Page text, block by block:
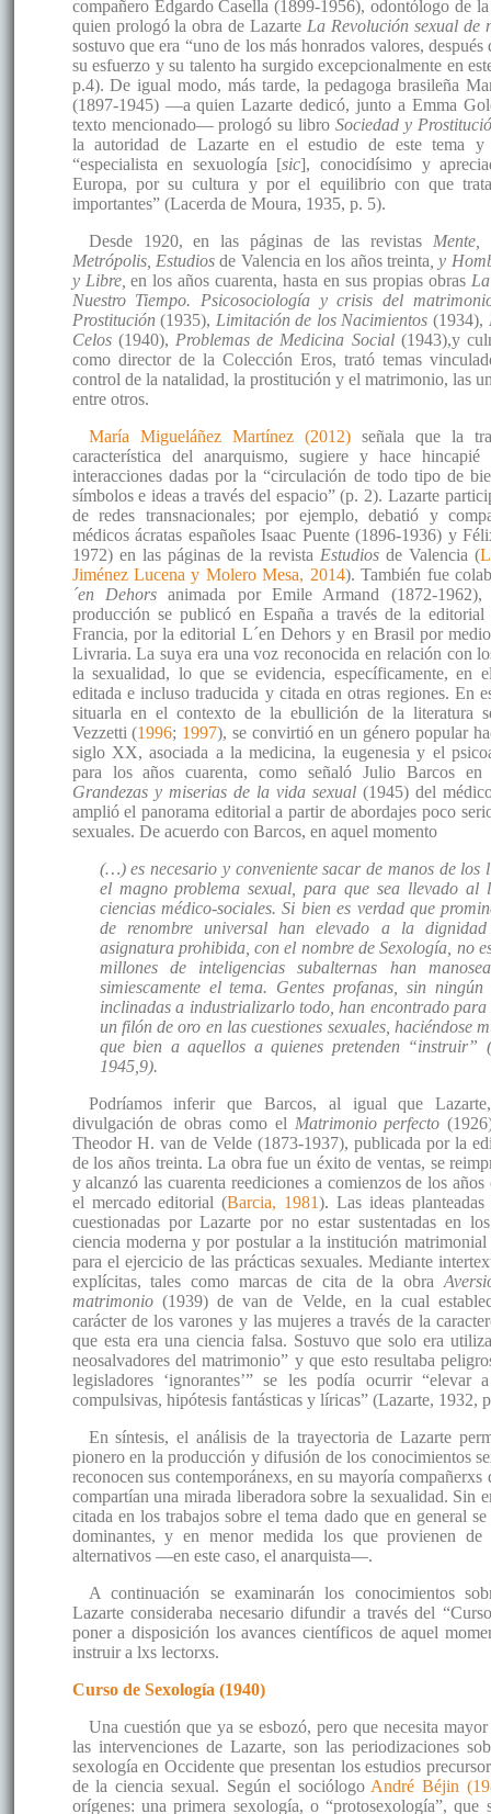
compañero Edgardo Casella (1899-1956), odontólogo de
quien prologó la obra de Lazarte La Revolución sexual de
sostuvo que era “uno de los más honrados valores,
su esfuerzo y su talento ha surgido excepcionalmente en
p.4). De igual modo, más tarde, la pedagoga brasileña
(1897-1945) —a quien Lazarte dedicó, junto a Emma
texto mencionado— prologó su libroSociedad y
la autoridad de Lazarte en el estudio de este tema
“especialista en sexuología [sic], conocidísimo y
Europa, por su cultura y por el equilibrio con que
importantes” (Lacerda de Moura, 1935, p. 5).
Desde 1920, en las páginas de las revistas Mente,
Metrópolis, Estudiosde Valencia en los años treinta , y
y Libre, en los años cuarenta, hasta en sus propias obras
Nuestro Tiempo. Psicosociología y crisis del
Prostitución(1935), Limitación de los Nacimientos (1934),
Celos (1940), Problemas de Medicina Social (1943),y
como director de la Colección Eros, trató temas
control de la natalidad, la prostitución y el matrimonio, las
entre otros.
María Migueláñez Martínez (2012)señala que la
característica del anarquismo, sugiere y hace
interacciones dadas por la “circulación de todo tipo de
símbolos e ideas a través del espacio” (p. 2). Lazarte
de redes transnacionales; por ejemplo, debatió y
médicos ácratas españoles Isaac Puente (1896-1936) y
1972) en las páginas de la revista Estudios de Valencia (
Jiménez Lucena y Molero Mesa, 2014). También fue
´en Dehors animada por Emile Armand (1872-
producción se publicó en España a través de la
Francia, por la editorial L´en Dehors y en Brasil por
Livraria. La suya era una voz reconocida en relación con
la sexualidad, lo que se evidencia, específicamente, en
editada e incluso traducida y citada en otras regiones. En
situarla en el contexto de la ebullición de la literatura
Vezzetti (1996; 1997), se convirtió en un género popular
siglo XX, asociada a la medicina, la eugenesia y el
para los años cuarenta, como señaló Julio Barcos
Grandezas y miserias de la vida sexual(1945) del
amplió el panorama editorial a partir de abordajes poco
sexuales. De acuerdo con Barcos, en aquel momento
(…) es necesario y conveniente sacar de manos de los
el magno problema sexual, para que sea llevado al
ciencias médico-sociales. Si bien es verdad que
de renombre universal han elevado a la
asignatura prohibida, con el nombre de Sexología, no
millones de inteligencias subalternas han
simiescamente el tema. Gentes profanas, sin
inclinadas a industrializarlo todo, han encontrado
un filón de oro en las cuestiones sexuales, haciéndose
que bien a aquellos a quienes pretenden “instruir”
1945,9).
Podríamos inferir que Barcos, al igual que
divulgación de obras como el Matrimonio perfecto
Theodor H. van de Velde (1873-1937), publicada por la
de los años treinta. La obra fue un éxito de ventas, se
y alcanzó las cuarenta reediciones a comienzos de los años
el mercado editorial (Barcia, 1981). Las ideas
cuestionadas por Lazarte por no estar sustentadas en
ciencia moderna y por postular a la institución
para el ejercicio de las prácticas sexuales. Mediante
explícitas, tales como marcas de cita de la obra
matrimonio(1939) de van de Velde, en la cual
carácter de los varones y las mujeres a través de la
que esta era una ciencia falsa. Sostuvo que solo era
neosalvadores del matrimonio” y que esto resultaba
legisladores ‘ignorantes’” se les podía ocurrir “elevar
compulsivas, hipótesis fantásticas y líricas” (Lazarte, 1932,
En síntesis, el análisis de la trayectoria de Lazarte
pionero en la producción y difusión de los conocimientos
reconocen sus contemporánexs, en su mayoría compañerxs
compartían una mirada liberadora sobre la sexualidad. Sin
citada en los trabajos sobre el tema dado que en general
dominantes, y en menor medida los que provienen de
alternativos —en este caso, el anarquista—.
A continuación se examinarán los conocimientos
Lazarte consideraba necesario difundir a través del
poner a disposición los avances científicos de aquel
instruir a lxs lectorxs.
Curso de Sexología (1940)
Una cuestión que ya se esbozó, pero que necesita
las intervenciones de Lazarte, son las periodizaciones
sexología en Occidente que presentan los estudios
de la ciencia sexual. Según el sociólogo André Béjin
orígenes: una primera sexología, o “protosexología”, que